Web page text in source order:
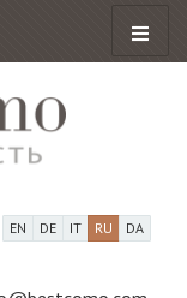
EN DE IT RU DA